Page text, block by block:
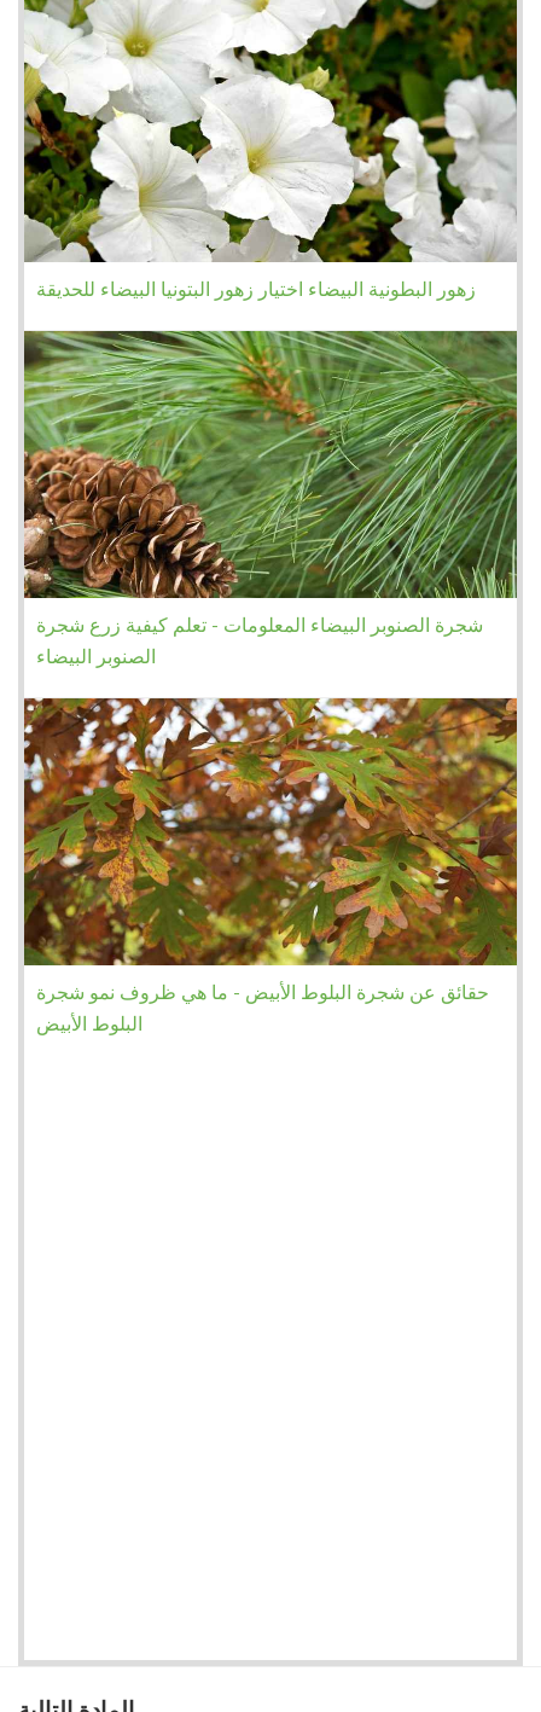
زهور البطونية البيضاء اختيار زهور البتونيا البيضاء للحديقة
شجرة الصنوبر البيضاء المعلومات - تعلم كيفية زرع شجرة
الصنوبر البيضاء
حقائق عن شجرة البلوط الأبيض - ما هي ظروف نمو شجرة
البلوط الأبيض